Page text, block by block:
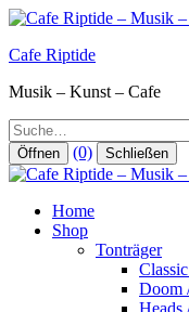
Zum
springen
Cafe Riptide
Musik – Kunst – Cafe
Suche
Öffnen (0) Schließen
Home
Shop
Tonträger
Doom
Heads